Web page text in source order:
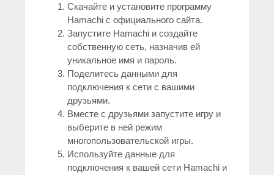
Скачайте и установите программу
Hamachi с официального сайта.
Запустите Hamachi и создайте
собственную сеть, назначив ей
уникальное имя и пароль.
Поделитесь данными для
подключения к сети с вашими
друзьями.
Вместе с друзьями запустите игру и
выберите в ней режим
многопользовательской игры.
Используйте данные для
подключения к вашей сети Hamachi и